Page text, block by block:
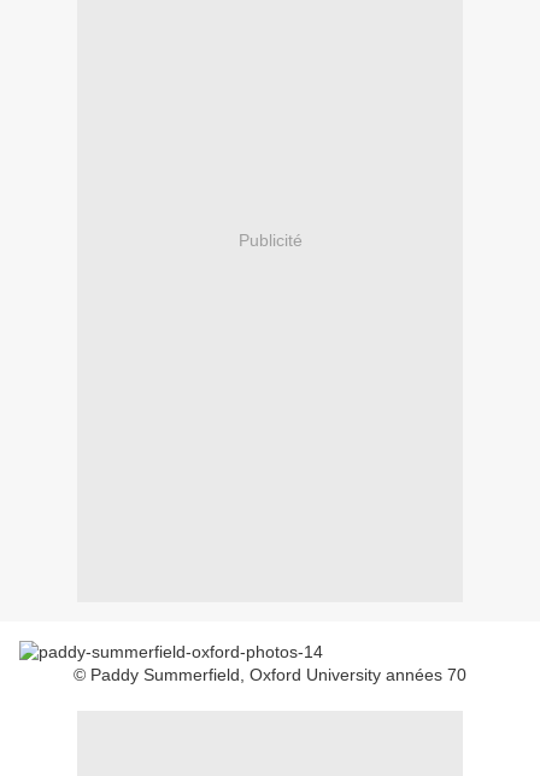
Publicité
© Paddy Summerfield, Oxford University années 70